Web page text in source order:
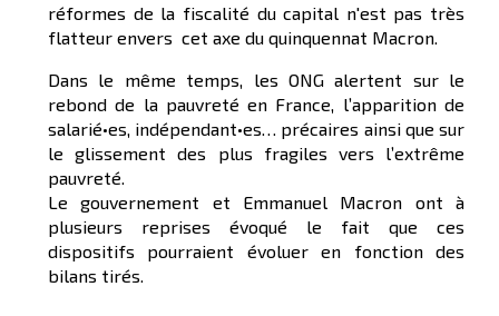
réformes de la fiscalité du capital n'est pas très
flatteur envers cet axe du quinquennat Macron.
Dans le même temps, les ONG alertent sur le
rebond de la pauvreté en France, l’apparition de
salarié•es, indépendant•es… précaires ainsi que sur
le glissement des plus fragiles vers l’extrême
pauvreté.
Le gouvernement et Emmanuel Macron ont à
plusieurs reprises évoqué le fait que ces
dispositifs pourraient évoluer en fonction des
bilans tirés.